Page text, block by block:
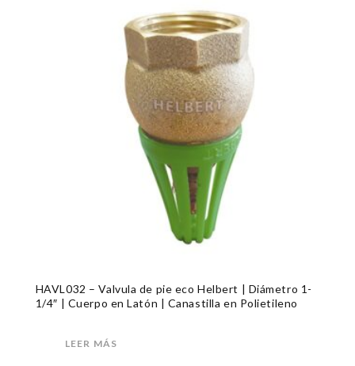
HAVL032 – Valvula de pie eco Helbert | Diámetro 1-
1/4″ | Cuerpo en Latón | Canastilla en Polietileno
LEER MÁS